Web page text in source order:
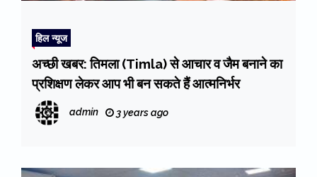
हिल न्यूज
अच्छी खबर: तिमला (Timla) से आचार व जैम बनाने का
प्रशिक्षण लेकर आप भी बन सकते हैं आत्मनिर्भर
admin 3 years ago